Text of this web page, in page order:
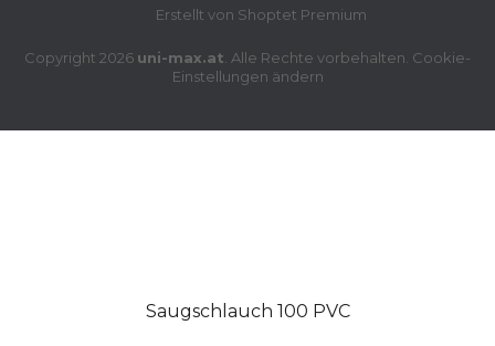
Saugschlauch 100 PVC
Erstellt von Shoptet Premium
Copyright 2026 uni-max.at . Alle Rechte vorbehalten. Cookie-
Einstellungen ändern